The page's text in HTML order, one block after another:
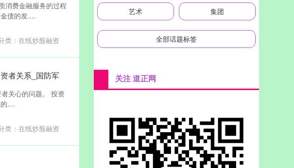
消费金融服务的过程
债的发....
类： 在线炒股融资
者关系_国防军
关心的问题。 投资
....
类： 在线炒股融资
艺术 集团
全部话题标签
关注 道正网